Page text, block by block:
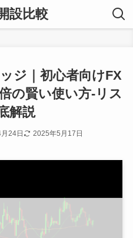
設比較
ジ｜初心者向けFX
の賢い使い方-リス
解説
24日 2025年5月17日